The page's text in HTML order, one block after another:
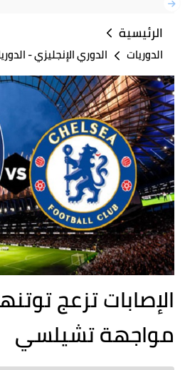
الرئيسية
الدوريات الدوري الإنجليزي-
الإصابات تزعج
مواجهة تشيلسي